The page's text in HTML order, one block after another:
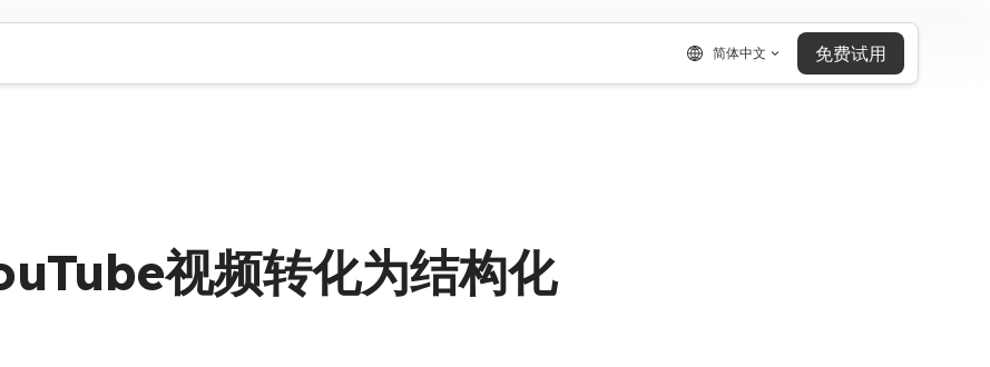
简体中文 免费试用
视频转化为结构化